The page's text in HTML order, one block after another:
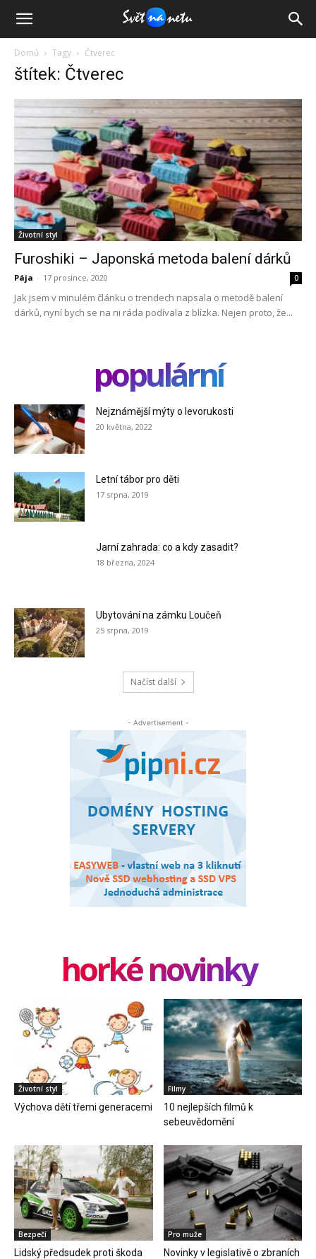
Domů Tagy Čtverec
štítek: Čtverec
Životní styl
Furoshiki – Japonská metoda balení dárků
Pája - 17 prosince, 2020 0
Jak jsem v minulém článku o trendech napsala o metodě balení
dárků, nyní bych se na ni ráda podívala z blízka. Nejen proto, že...
populární
Nejznámější mýty o levorukosti
20 května, 2022
Letní tábor pro děti
17 srpna, 2019
Jarní zahrada: co a kdy zasadit?
18 března, 2024
Ubytování na zámku Loučeň
25 srpna, 2019
Načíst další
- Advertisement -
horké novinky
Životní styl
Výchova dětí třemi generacemi
Filmy
10 nejlepších filmů k
sebeuvědomění
Bezpečí
Lidský předsudek proti škoda
Pro muže
Novinky v legislativě o zbraních